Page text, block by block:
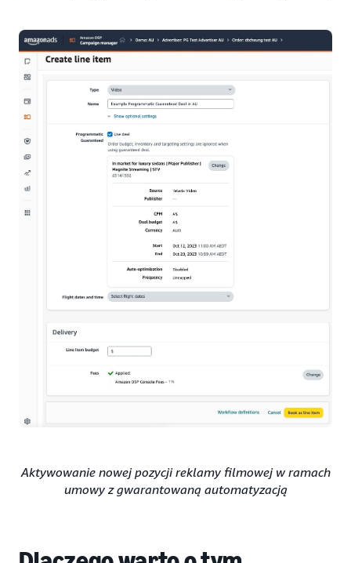
Aktywowanie nowej pozycji reklamy filmowej w ramach
umowy z gwarantowaną automatyzacją